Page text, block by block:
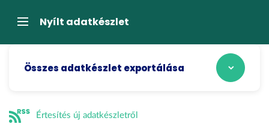
átugrásaNavigációNyílt adatkészlet
Összes adatkészlet exportálása
Értesítés új adatkészletről